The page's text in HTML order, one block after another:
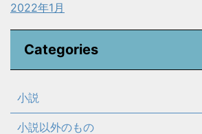
2022年1月
Categories
小説
小説以外のもの